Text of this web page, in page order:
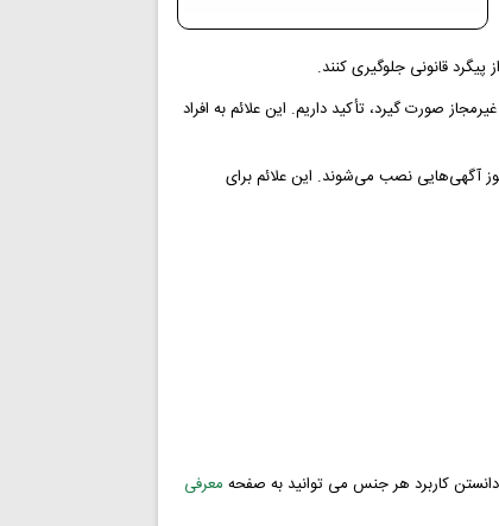
قانونی جلوگیری کنند.
صورت گیرد، تأکید داریم. این علائم به افراد
آگهی‌هایی نصب می‌شوند. این علائم برای
معرفی